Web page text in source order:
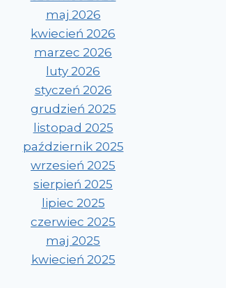
maj 2026
kwiecień 2026
marzec 2026
luty 2026
styczeń 2026
grudzień 2025
listopad 2025
październik 2025
wrzesień 2025
sierpień 2025
lipiec 2025
czerwiec 2025
maj 2025
kwiecień 2025